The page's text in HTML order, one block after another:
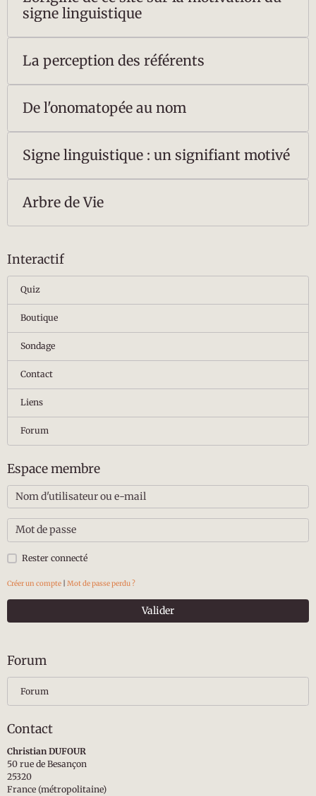
signe linguistique
La perception des référents
De l'onomatopée au nom
Signe linguistique : un signifiant motivé
Arbre de Vie
Interactif
Quiz
Boutique
Sondage
Contact
Liens
Forum
Espace membre
Rester connecté
Créer un compte | Mot de passe perdu ?
Valider
Forum
Forum
Contact
Christian DUFOUR
50 rue de Besançon
25320
France (métropolitaine)